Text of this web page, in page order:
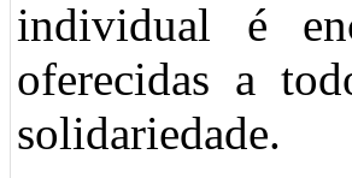
individual é
oferecidas a
solidariedade.